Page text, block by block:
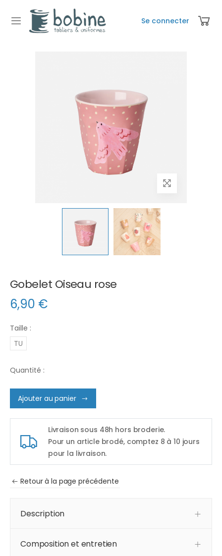
Se connecter
Gobelet Oiseau rose
6,90 €
Taille :
TU
Quantité :
Ajouter au panier
Livraison sous 48h hors broderie.
Pour un article brodé, comptez 8 à 10 jours
pour la livraison.
Retour à la page précédente
Description
Composition et entretien